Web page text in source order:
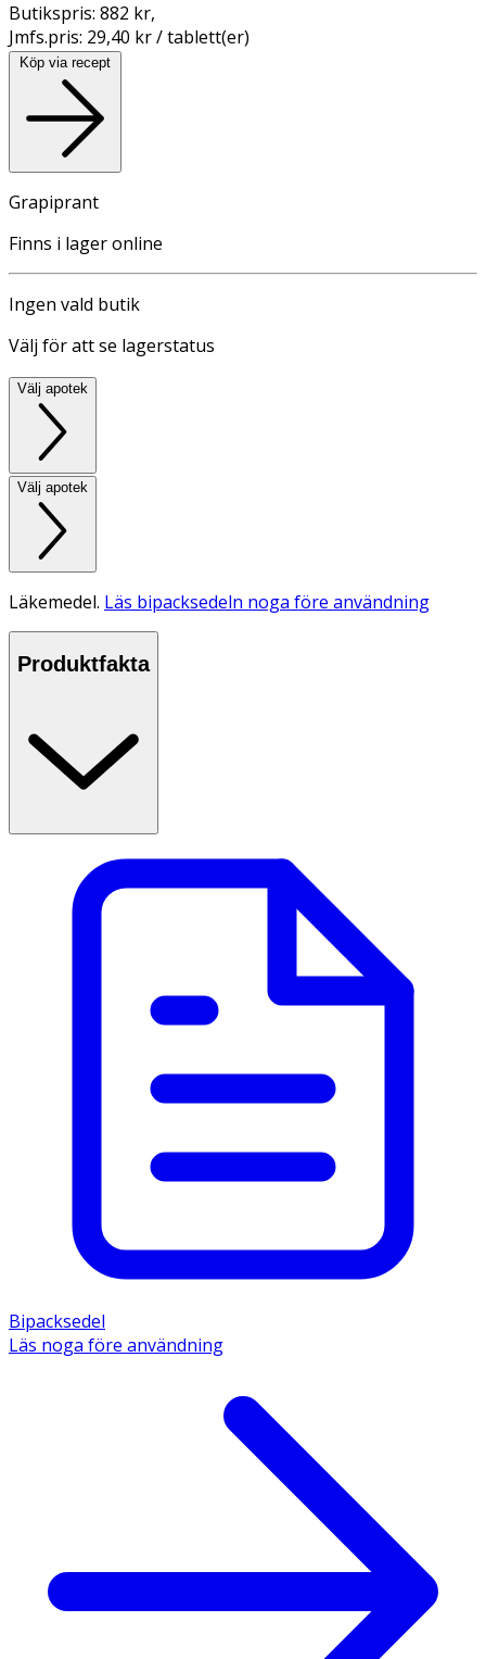
Butikspris: 882 kr,
Jmfs.pris: 29,40 kr / tablett(er)
Köp via recept
Grapiprant
Finns i lager online
Ingen vald butik
Välj för att se lagerstatus
Välj apotek
Välj apotek
Läkemedel. Läs bipacksedeln noga före användning
Produktfakta
Bipacksedel
Läs noga före användning